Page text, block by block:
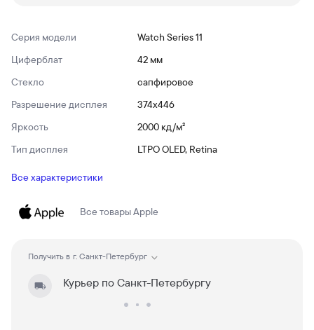
Серия модели
Watch Series 11
Циферблат
42 мм
Стекло
сапфировое
Разрешение дисплея
374x446
Яркость
2000 кд/ м²
Тип дисплея
LTPO OLED, Retina
Все характеристики
Все товарыApple
Получить в г. Санкт-Петербург
Курьер по Санкт-Петербургу